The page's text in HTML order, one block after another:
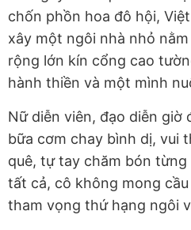
chốn phồn hoa đô hội,
xây một ngôi nhà nhỏ
rộng lớn kín cổng cao
hành thiền và một mình
Nữ diễn viên, đạo diễn giờ
bữa cơm chay bình dị, vui
quê, tự tay chăm bón từng
tất cả, cô không mong
tham vọng thứ hạng ngôi